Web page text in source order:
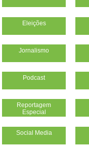
Eleições
Jornalismo
Podcast
Reportagem
Especial
Social Media